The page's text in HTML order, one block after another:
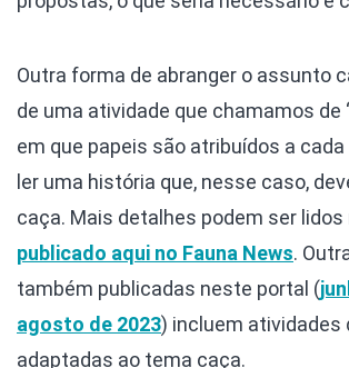
Outra forma de abranger o assunto
de uma atividade que chamamos de
em que papeis são atribuídos a
ler uma história que, nesse caso,
caça. Mais detalhes podem ser lidos
publicado aqui no Fauna News.
também publicadas neste portal (
agosto de 2023) incluem atividades
adaptadas ao tema caça.